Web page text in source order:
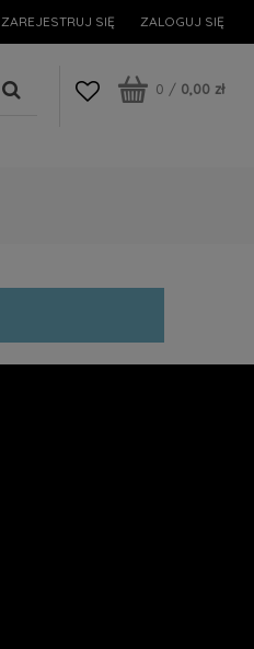
ZAREJESTRUJ SIĘ ZALOGUJ SIĘ
0 / 0,00 zł